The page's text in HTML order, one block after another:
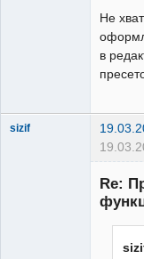
Не
в
sizif
Re: